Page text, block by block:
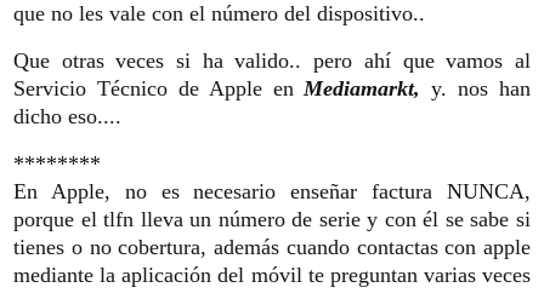
que no les vale con el número del dispositivo..
Que otras veces si ha valido.. pero ahí que vamos al
Servicio Técnico de Apple en Mediamarkt,y. nos han
dicho eso....
********
En Apple, no es necesario enseñar factura NUNCA,
porque el tlfn lleva un número de serie y con él se sabe si
tienes o no cobertura, además cuando contactas con apple
mediante la aplicación del móvil te preguntan varias veces